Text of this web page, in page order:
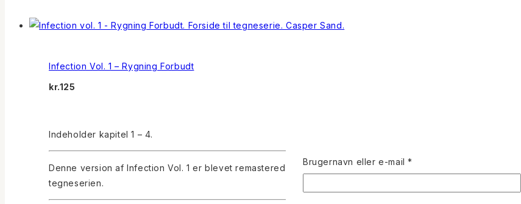
Infection Vol. 1 – Rygning Forbudt
kr.125
Indeholder kapitel 1 – 4.
Denne version af Infection Vol. 1 er blevet remastered og udvidet i forhold til den originale
tegneserien.
Brugernavn eller e-mail*